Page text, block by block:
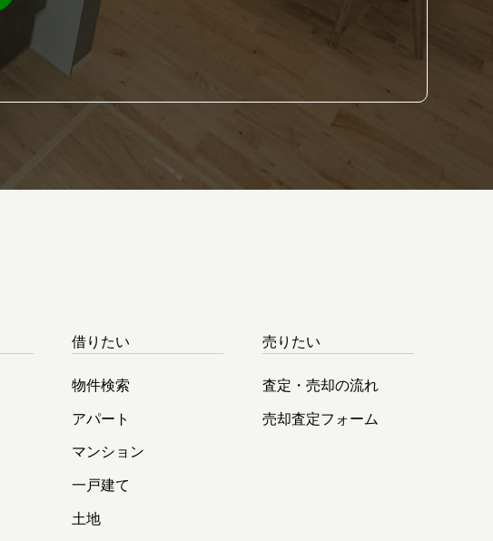
借りたい
物件検索
アパート
マンション
一戸建て
土地
売りたい
査定・売却の流れ
売却査定フォーム